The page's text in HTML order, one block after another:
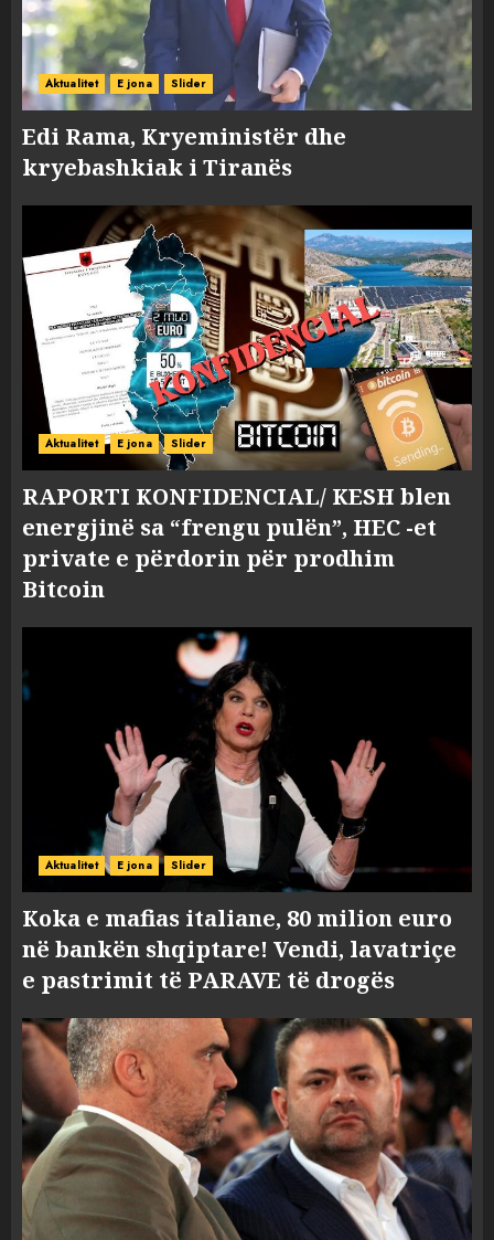
Aktualitet E jona Slider
Edi Rama, Kryeministër dhe
kryebashkiak i Tiranës
Aktualitet E jona Slider
RAPORTI KONFIDENCIAL/ KESH blen
energjinë sa “frengu pulën”, HEC -et
private e përdorin për prodhim
Bitcoin
Aktualitet E jona Slider
Koka e mafias italiane, 80 milion euro
në bankën shqiptare! Vendi, lavatriçe
e pastrimit të PARAVE të drogës